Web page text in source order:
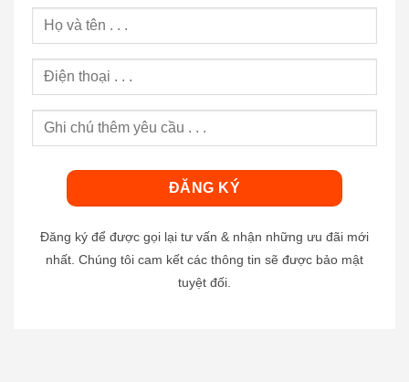
Đăng ký để được gọi lại tư vấn & nhận những ưu đãi mới
nhất. Chúng tôi cam kết các thông tin sẽ được bảo mật
tuyệt đối.